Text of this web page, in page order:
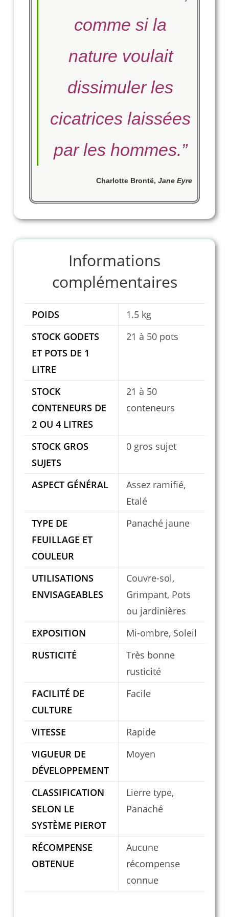
comme si la
nature voulait
dissimuler les
cicatrices laissées
par les hommes.”
Charlotte Brontë,Jane Eyre
Informations
complémentaires
POIDS
1.5 kg
STOCK GODETS
ET POTS DE 1
LITRE
21 à 50 pots
STOCK
CONTENEURS DE
2 OU 4 LITRES
21 à 50
conteneurs
STOCK GROS
SUJETS
0 gros sujet
ASPECT GÉNÉRAL
Assez ramifié,
Etalé
TYPE DE
FEUILLAGE ET
COULEUR
Panaché jaune
UTILISATIONS
ENVISAGEABLES
Couvre-sol,
Grimpant, Pots
ou jardinières
EXPOSITION
Mi-ombre, Soleil
RUSTICITÉ
Très bonne
rusticité
FACILITÉ DE
CULTURE
Facile
VITESSE
Rapide
VIGUEUR DE
DÉVELOPPEMENT
Moyen
CLASSIFICATION
SELON LE
SYSTÈME PIEROT
Lierre type,
Panaché
RÉCOMPENSE
OBTENUE
Aucune
récompense
connue